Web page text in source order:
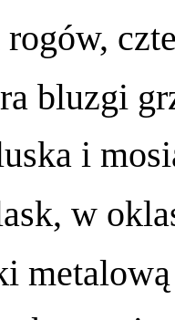
bluzgi
i
w